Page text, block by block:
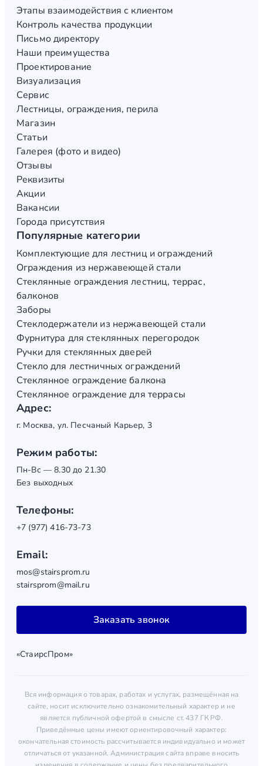
Этапы взаимодействия с клиентом
Контроль качества продукции
Письмо директору
Наши преимущества
Проектирование
Визуализация
Сервис
Лестницы, ограждения, перила
Магазин
Статьи
Галерея (фото и видео)
Отзывы
Реквизиты
Акции
Вакансии
Города присутствия
Популярные категории
Комплектующие для лестниц и ограждений
Ограждения из нержавеющей стали
Стеклянные ограждения лестниц, террас,
балконов
Заборы
Стеклодержатели из нержавеющей стали
Фурнитура для стеклянных перегородок
Ручки для стеклянных дверей
Стекло для лестничных ограждений
Стеклянное ограждение балкона
Стеклянное ограждение для террасы
Адрес:
г. Москва, ул. Песчаный Карьер, 3
Режим работы:
Пн-Вс — 8.30 до 21.30
Без выходных
Телефоны:
+7 (977) 416-73-73
Email:
mos@stairsprom.ru
stairsprom@mail.ru
Заказать звонок
«СтаирсПром»
Вся информация о товарах, работах и услугах, размещённая на
сайте, носит исключительно ознакомительный характер и не
является публичной офертой в смысле ст. 437 ГК РФ.
Приведённые цены имеют ориентировочный характер:
окончательная стоимость рассчитывается индивидуально и может
отличаться от указанной. Администрация сайта вправе вносить